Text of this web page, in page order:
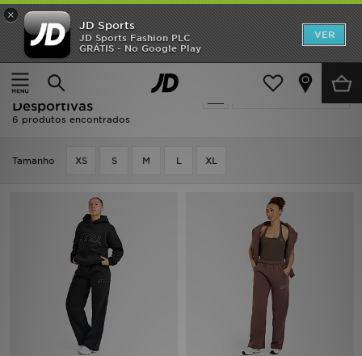
×
JD Sports
JD Sports Fashion PLC
GRÁTIS - No Google Play
VER
Página principal
Mulher Roupa de Mulher Calças Desportivas
Actualizar a pesquisa
Mulher - AYBL Calças
Desportivas
6 produtos encontrados
Tamanho XS S M L XL
INÍCIO
Promoções
NOVIDADES
DESPORTO
FUTEBOL JD